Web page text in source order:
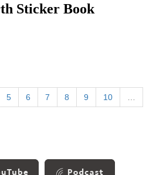
Sticker Book
5 6 7 8 9 10